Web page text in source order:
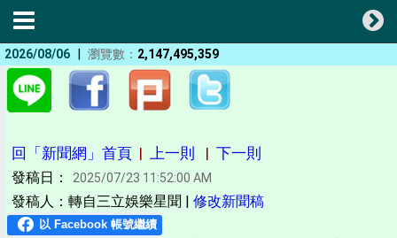
2026/08/06 | 瀏覽數： 2,147,495,359
回「新聞網」首頁 | 上一則 | 下一則
發稿日： 2025/07/23 11:52:00 AM
發稿人：轉自三立娛樂星聞 | 修改新聞稿